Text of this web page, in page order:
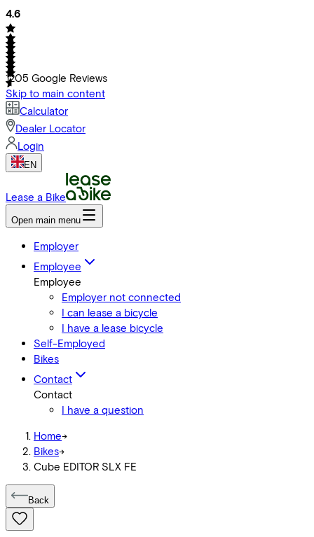
4.6
1205 Google Reviews
Skip to main content
Calculator
Dealer Locator
Login
EN
Lease a Bike
Open main menu
Employer
Employee
Employee
Employer not connected
I can lease a bicycle
I have a lease bicycle
Self-Employed
Bikes
Contact
Contact
I have a question
Home->
Bikes->
Cube EDITOR SLX FE
Back